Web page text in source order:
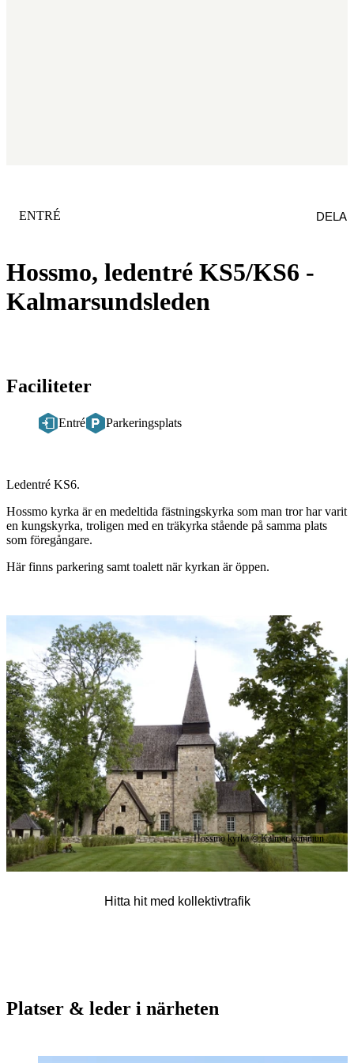
Hossmo, ledentré KS5/KS6 -
Kalmarsundsleden
KATEGORI
ENTRÉ DELA
Faciliteter
Entré Parkeringsplats
Beskrivning
Ledentré KS6.
Hossmo kyrka är en medeltida fästningskyrka som man tror har varit
en kungskyrka, troligen med en träkyrka stående på samma plats
som föregångare.
Här finns parkering samt toalett när kyrkan är öppen.
Bildspel
med
bilder
Hossmo kyrka © Kalmar kommun
Hitta hit med kollektivtrafik
Platser & leder i närheten